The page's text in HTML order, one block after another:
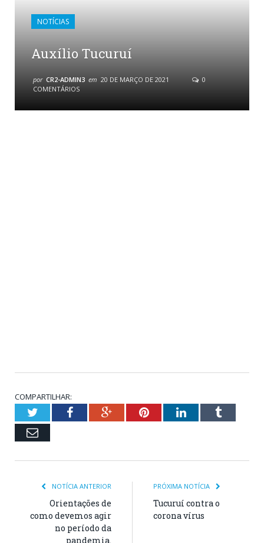
NOTÍCIAS
Auxílio Tucuruí
por CR2-ADMIN3 em 20 DE MARÇO DE 2021
0
COMENTÁRIOS
COMPARTILHAR:
TwitterFacebookGoogle+PinterestLinkedInTumblr
Email
NOTÍCIA ANTERIOR
Orientações de
como devemos agir
no período da
pandemia.
PRÓXIMA NOTÍCIA
Tucuruí contra o
corona vírus